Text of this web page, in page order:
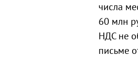
числа
60 млн
НДС не
письме